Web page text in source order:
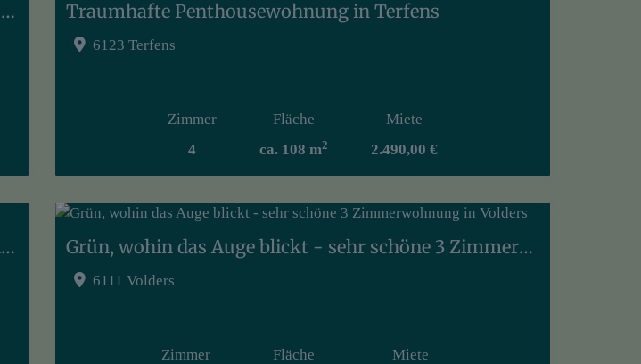
Meine eigenen 4 Wände - optimale 2 Zimmer-Terrassenwohnung Traumhafte Penthousewohnung in Terfens
6123 Terfens
Zimmer
4
Fläche
ca. 108 m2
Miete
2.490,00 €
Mein eigenes Reich in Rum - 2 Zimmerwohnung inkl. Tiefgaragenplatz Grün, wohin das Auge blickt - sehr schöne 3 Zimmerwohnung in Volders
6111 Volders
Zimmer
Fläche
Miete